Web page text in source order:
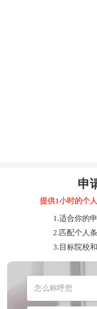
申
提供1小时的个
1.适合你的
2.匹配个人
3.目标院校